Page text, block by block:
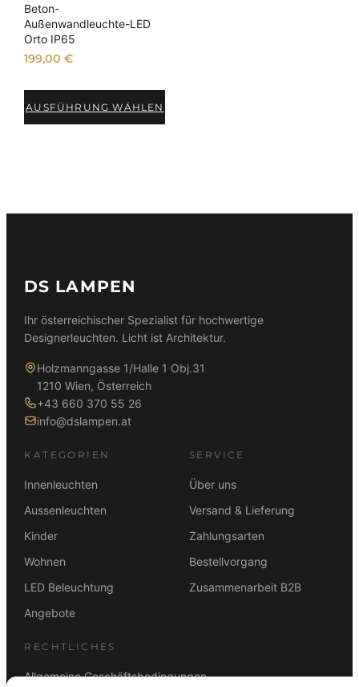
Beton-
Außenwandleuchte-LED
Orto IP65
199,00€
AUSFÜHRUNG WÄHLEN
DS LAMPEN
Ihr österreichischer Spezialist für hochwertige
Designerleuchten. Licht ist Architektur.
Holzmanngasse 1/Halle 1 Obj.31
1210 Wien, Österreich
+43 660 370 55 26
info@dslampen.at
KATEGORIEN
Innenleuchten
Aussenleuchten
Kinder
Wohnen
LED Beleuchtung
Angebote
SERVICE
Über uns
Versand & Lieferung
Zahlungsarten
Bestellvorgang
Zusammenarbeit B2B
RECHTLICHES
Allgemeine Geschäftsbedingungen